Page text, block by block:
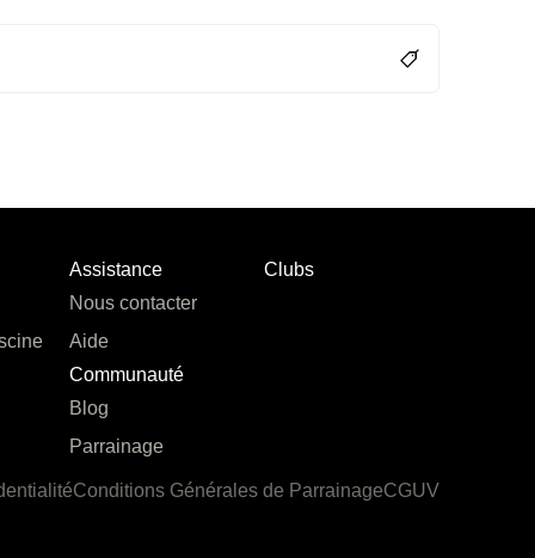
Assistance
Nous contacter
Aide
Communauté
Blog
Parrainage
Clubs
Conditions Générales de ParrainageCGUV